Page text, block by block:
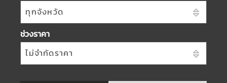
ทุกจังหวัด
ช่วงราคา
ไม่จำกัดราคา